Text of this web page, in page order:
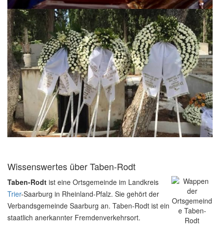
Wissenswertes über Taben-Rodt
Taben-Rodt ist eine Ortsgemeinde im Landkreis
Trier-Saarburg in Rheinland-Pfalz. Sie gehört der
Verbandsgemeinde Saarburg an. Taben-Rodt ist ein
staatlich anerkannter Fremdenverkehrsort.